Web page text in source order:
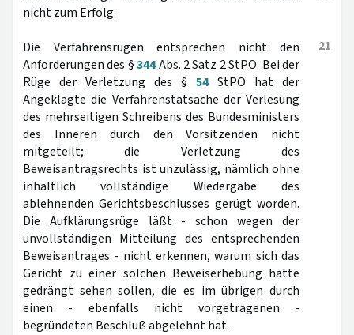
nicht zum Erfolg.
21
Die Verfahrensrügen entsprechen nicht den
Anforderungen des §344Abs. 2 Satz 2 StPO. Bei der
Rüge der Verletzung des § 54StPO hat der
Angeklagte die Verfahrenstatsache der Verlesung
des mehrseitigen Schreibens des Bundesministers
des Inneren durch den Vorsitzenden nicht
mitgeteilt; die Verletzung des
Beweisantragsrechts ist unzulässig, nämlich ohne
inhaltlich vollständige Wiedergabe des
ablehnenden Gerichtsbeschlusses gerügt worden.
Die Aufklärungsrüge läßt - schon wegen der
unvollständigen Mitteilung des entsprechenden
Beweisantrages - nicht erkennen, warum sich das
Gericht zu einer solchen Beweiserhebung hätte
gedrängt sehen sollen, die es im übrigen durch
einen - ebenfalls nicht vorgetragenen -
begründeten Beschluß abgelehnt hat.